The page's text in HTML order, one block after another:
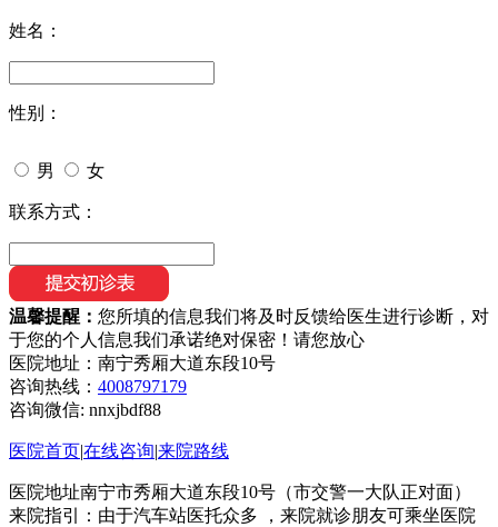
姓名：
性别：
男 女
联系方式：
温馨提醒： 您所填的信息我们将及时反馈给医生进行诊断，对
于您的个人信息我们承诺绝对保密！请您放心
医院地址：南宁秀厢大道东段10号
咨询热线： 4008797179
咨询微信: nnxjbdf88
医院首页|在线咨询|来院路线
医院地址南宁市秀厢大道东段10号（市交警一大队正对面）
来院指引：由于汽车站医托众多 ，来院就诊朋友可乘坐医院